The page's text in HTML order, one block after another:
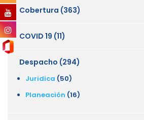
Cobertura (363)
COVID 19 (11)
Despacho (294)
Juridica (50)
Planeación (16)